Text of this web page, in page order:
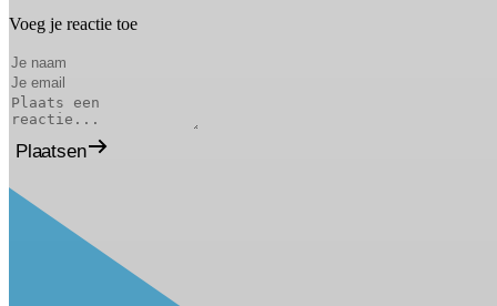
Voeg je reactie toe
Plaatsen